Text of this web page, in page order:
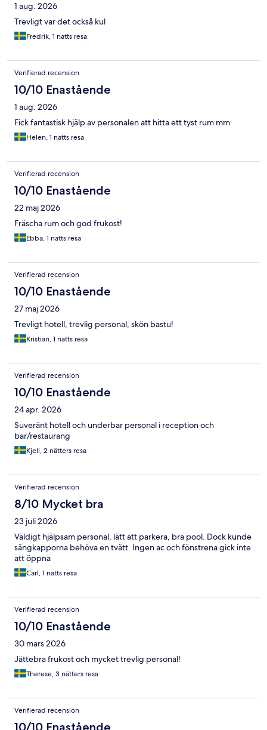
1 aug. 2026
Trevligt var det också kul
Fredrik, 1 natts resa
Verifierad recension
10/10 Enastående
1 aug. 2026
Fick fantastisk hjälp av personalen att hitta ett tyst rum mm
Helen, 1 natts resa
Verifierad recension
10/10 Enastående
22 maj 2026
Fräscha rum och god frukost!
Ebba, 1 natts resa
Verifierad recension
10/10 Enastående
27 maj 2026
Trevligt hotell, trevlig personal, skön bastu!
Kristian, 1 natts resa
Verifierad recension
10/10 Enastående
24 apr. 2026
Suveränt hotell och underbar personal i reception och
bar/restaurang
Kjell, 2 nätters resa
Verifierad recension
8/10 Mycket bra
23 juli 2026
Väldigt hjälpsam personal, lätt att parkera, bra pool. Dock kunde
sängkapporna behöva en tvätt. Ingen ac och fönstrena gick inte
att öppna
Carl, 1 natts resa
Verifierad recension
10/10 Enastående
30 mars 2026
Jättebra frukost och mycket trevlig personal!
Therese, 3 nätters resa
Verifierad recension